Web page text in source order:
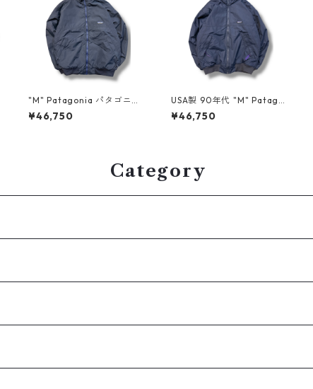
"M" Patagonia パタゴニア
シェルドシンチラジャケッ
ト ネイビー グレー 古着 古
¥46,750
USA製 90年代 "M" Patago
nia パタゴニア シェルドシ
ンチラジャケット ネイビー
¥46,750
Category